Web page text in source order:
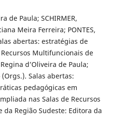
de Paula; SCHIRMER,
Meira Ferreira; PONTES,
abertas: estratégias de
Multifuncionais de
d’Oliveira de Paula;
(Orgs.). Salas abertas:
pedagógicas em
nas Salas de Recursos
Região Sudeste: Editora da